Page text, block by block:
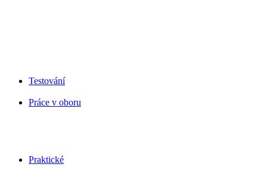
Testování
Práce v oboru
Praktické